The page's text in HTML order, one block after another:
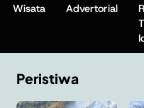
Wisata Advertorial
Peristiwa